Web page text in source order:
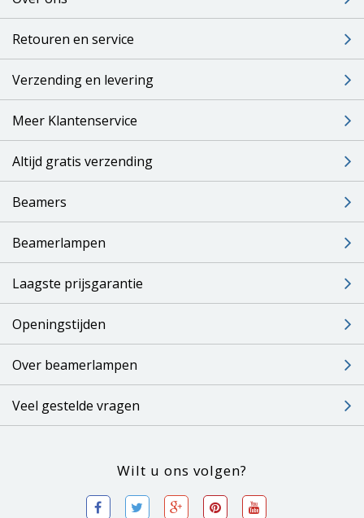
Retouren en service
Verzending en levering
Meer Klantenservice
Altijd gratis verzending
Beamers
Beamerlampen
Laagste prijsgarantie
Openingstijden
Over beamerlampen
Veel gestelde vragen
Wilt u ons volgen?